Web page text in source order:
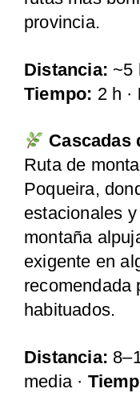
provincia.
Distancia: ~5
Tiempo: 2 h ·
Cascadas
Ruta de
Poqueira,
estacionales
montaña
exigente en
recomendada
habituados.
Distancia:
media ·